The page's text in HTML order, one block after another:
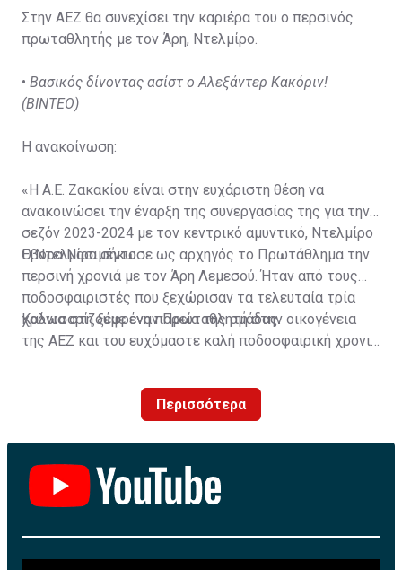
Στην ΑΕΖ θα συνεχίσει την καριέρα του ο περσινός
πρωταθλητής με τον Άρη, Ντελμίρο.
• Βασικός δίνοντας ασίστ ο Αλεξάντερ Κακόριν!
(ΒΙΝΤΕΟ)
Η ανακοίνωση:
«Η Α.Ε. Ζακακίου είναι στην ευχάριστη θέση να
ανακοινώσει την έναρξη της συνεργασίας της για την
σεζόν 2023-2024 με τον κεντρικό αμυντικό, Ντελμίρο
Έβορα Νασιμέντο.
Ο Ντελμίρο σήκωσε ως αρχηγός το Πρωτάθλημα την
περσινή χρονιά με τον Άρη Λεμεσού. Ήταν από τους
ποδοσφαιριστές που ξεχώρισαν τα τελευταία τρία
χρόνια στη ξέφρενη πορεία της ομάδας.
Καλωσορίζουμε έναν Πρωταθλητή στην οικογένεια
της ΑΕΖ και του ευχόμαστε καλή ποδοσφαιρική χρονιά
Περισσότερα